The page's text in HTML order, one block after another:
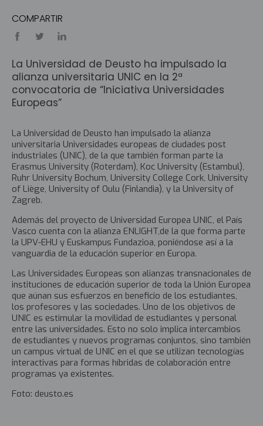
COMPARTIR
La Universidad de Deusto ha impulsado la
alianza universitaria UNIC en la 2ª
convocatoria de “Iniciativa Universidades
Europeas”
La Universidad de Deusto han impulsado la alianza
universitaria Universidades europeas de ciudades post
industriales (UNIC), de la que también forman parte la
Erasmus University (Roterdam), Koc University (Estambul),
Ruhr University Bochum, University College Cork, University
of Liège, University of Oulu (Finlandia), y la University of
Zagreb.
Además del proyecto de Universidad Europea UNIC, el País
Vasco cuenta con la alianza ENLIGHT,de la que forma parte
la UPV-EHU y Euskampus Fundazioa, poniéndose así a la
vanguardia de la educación superior en Europa.
Las Universidades Europeas son alianzas transnacionales de
instituciones de educación superior de toda la Unión Europea
que aúnan sus esfuerzos en beneficio de los estudiantes,
los profesores y las sociedades. Uno de los objetivos de
UNIC es estimular la movilidad de estudiantes y personal
entre las universidades. Esto no solo implica intercambios
de estudiantes y nuevos programas conjuntos, sino también
un campus virtual de UNIC en el que se utilizan tecnologías
interactivas para formas híbridas de colaboración entre
programas ya existentes.
Foto: deusto.es